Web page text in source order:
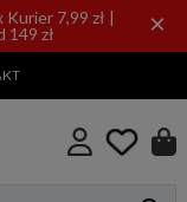
7,99 zł |
149 zł
×